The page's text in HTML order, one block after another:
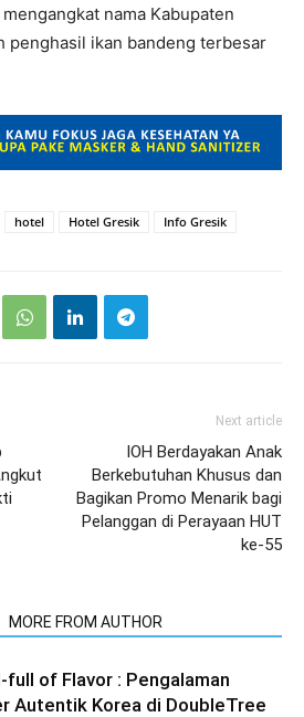
nama Kabupaten
penghasil ikan bandeng terbesar
hotel Hotel Gresik Info Gresik
Next article
IOH Berdayakan Anak
Berkebutuhan Khusus dan
Bagikan Promo Menarik bagi
Pelanggan di Perayaan HUT
ke-55
MORE FROM AUTHOR
full of Flavor : Pengalaman
Autentik Korea di DoubleTree